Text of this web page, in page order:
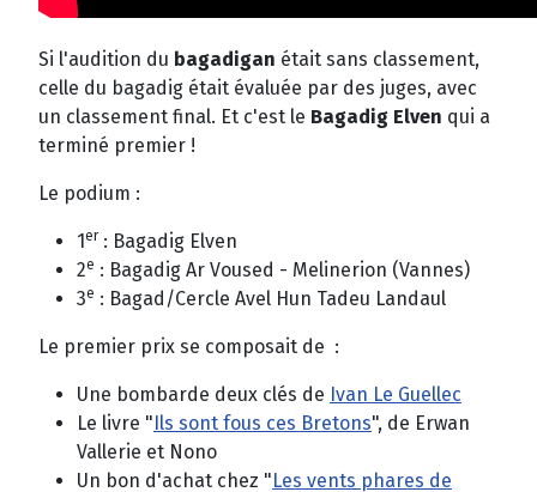
Si l'audition du bagadigan était sans classement,
celle du bagadig était évaluée par des juges, avec
un classement final. Et c'est le Bagadig Elven qui a
terminé premier !
Le podium :
1er: Bagadig Elven
2e : Bagadig Ar Voused - Melinerion (Vannes)
3e : Bagad/Cercle Avel Hun Tadeu Landaul
Le premier prix se composait de :
Une bombarde deux clés de Ivan Le Guellec
Le livre "Ils sont fous ces Bretons", de Erwan
Vallerie et Nono
Un bon d'achat chez "Les vents phares de